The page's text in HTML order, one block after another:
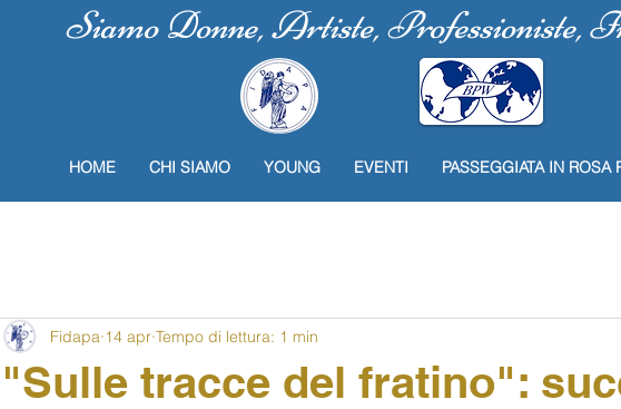
Siamo Donne, Artiste, Professioniste,
HOME CHI SIAMO YOUNG EVENTI PASSEGGIATA IN ROSA
"Sulle tracce del fratino":
Fidapa 14 apr Tempo di lettura: 1 min